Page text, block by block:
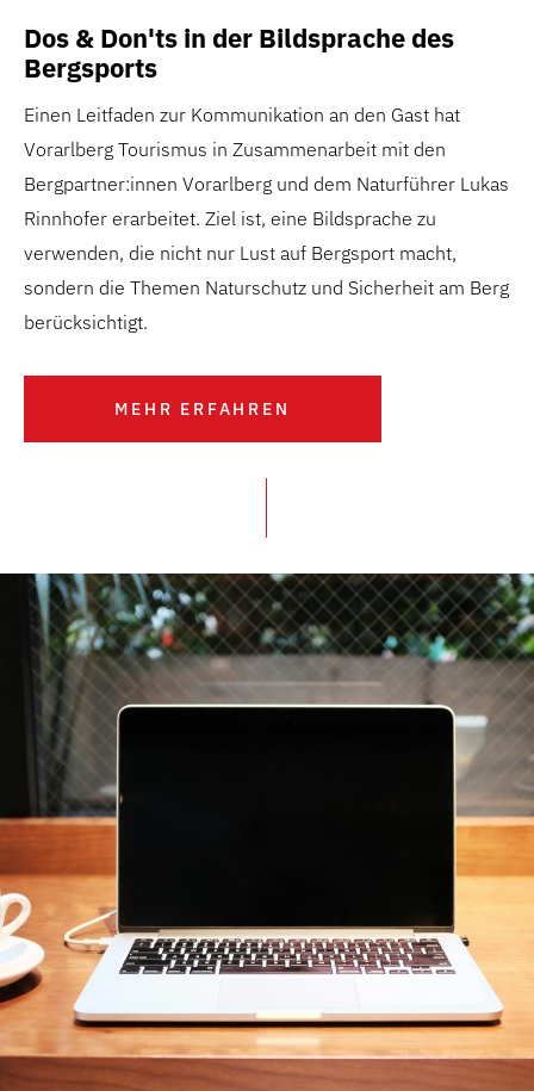
Dos & Don'ts in der Bildsprache des
Bergsports
Einen Leitfaden zur Kommunikation an den Gast hat
Vorarlberg Tourismus in Zusammenarbeit mit den
Bergpartner:innen Vorarlberg und dem Naturführer Lukas
Rinnhofer erarbeitet. Ziel ist, eine Bildsprache zu
verwenden, die nicht nur Lust auf Bergsport macht,
sondern die Themen Naturschutz und Sicherheit am Berg
berücksichtigt.
MEHR ERFAHREN